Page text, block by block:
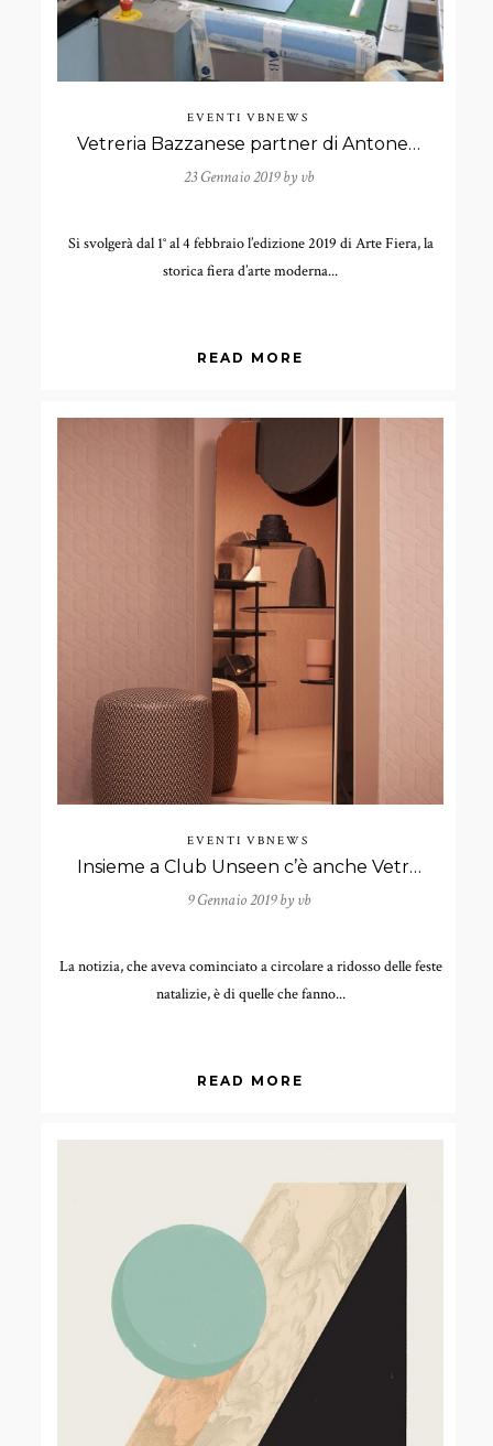
EVENTI VBNEWS
Vetreria Bazzanese partner di Antonello Ghezzi presentati dalla Galleria Spazio Testoni in Arte Fiera 2019
23 Gennaio 2019 by vb
Si svolgerà dal 1° al 4 febbraio l’edizione 2019 di Arte Fiera, la
storica fiera d’arte moderna...
READ MORE
EVENTI VBNEWS
Insieme a Club Unseen c’è anche Vetreria Bazzanese ai Frame Awards 2019!
9 Gennaio 2019 by vb
La notizia, che aveva cominciato a circolare a ridosso delle feste
natalizie, è di quelle che fanno...
READ MORE